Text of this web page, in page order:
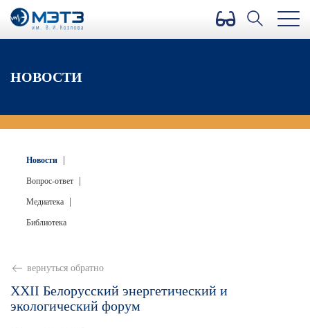
Версия для слабовидящих
НОВОСТИ
Новости
Вопрос-ответ
Медиатека
Библиотека
вернуться обратно
XXII Белорусский энергетический и
экологический форум